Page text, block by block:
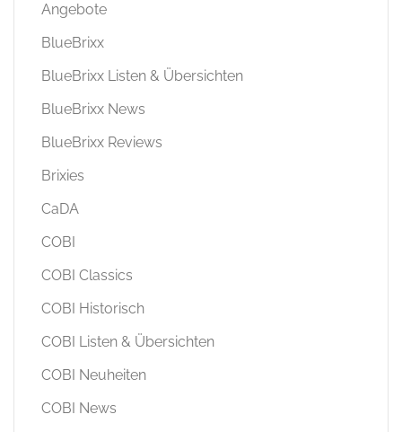
Angebote
BlueBrixx
BlueBrixx Listen & Übersichten
BlueBrixx News
BlueBrixx Reviews
Brixies
CaDA
COBI
COBI Classics
COBI Historisch
COBI Listen & Übersichten
COBI Neuheiten
COBI News